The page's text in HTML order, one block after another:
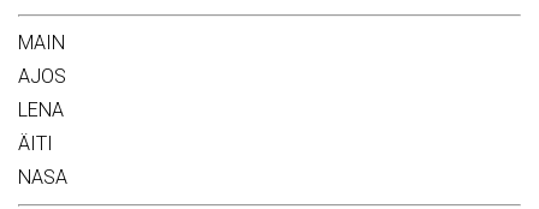
MAIN
AJOS
LENA
ÄITI
NASA